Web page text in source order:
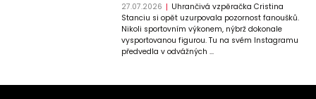
27.07.2026
Uhrančivá vzpěračka Cristina
Stanciu si opět uzurpovala pozornost fanoušků.
Nikoli sportovním výkonem, nýbrž dokonale
vysportovanou figurou. Tu na svém Instagramu
předvedla v odvážných ...